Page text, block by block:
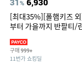
%
[최대35%][폴햄키즈
부터 가을까지 반팔티/
구매 999+
11번가 쇼킹딜